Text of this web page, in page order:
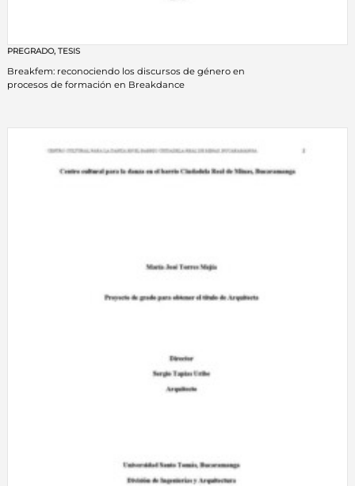
PREGRADO, TESIS
Breakfem: reconociendo los discursos de género en
procesos de formación en Breakdance